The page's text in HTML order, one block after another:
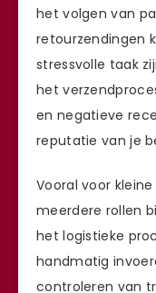
het volgen van
retourzendingen
stressvolle taak
het
en negatieve
reputatie van je
Vooral voor
meerdere rollen
het logistieke
handmatig
controleren van